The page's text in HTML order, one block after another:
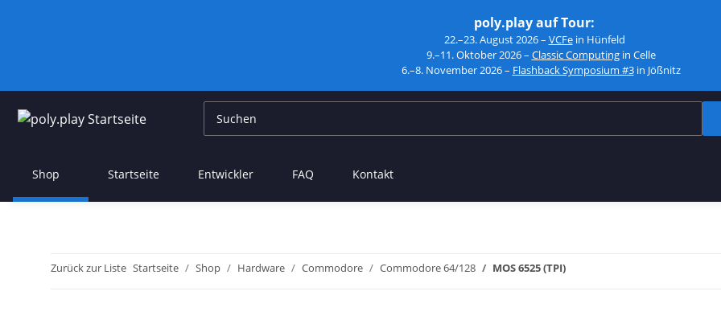
poly.play auf Tour:
22.–23. August 2026 – VCFein Hünfeld
9.–11. Oktober 2026 – Classic Computingin Celle
6.–8. November 2026 – Flashback Symposium #3in Jößnitz
Shop Startseite Entwickler FAQ Kontakt
Zurück zur Liste Startseite Shop Hardware Commodore Commodore 64/128 MOS 6525 (TPI)